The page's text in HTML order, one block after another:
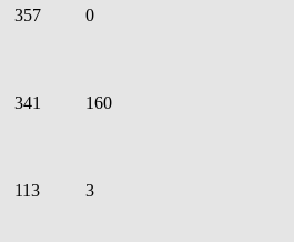
357 0
341 160
113 3